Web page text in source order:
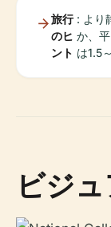
旅行
のヒ
ント
: より
か、
は1.5
ビジ